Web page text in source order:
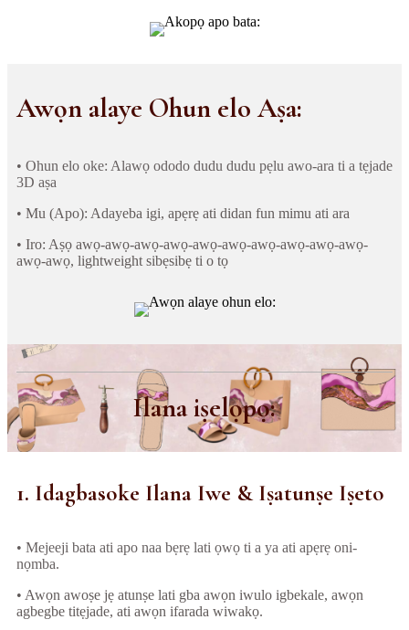
Awọn alaye Ohun elo Aṣa:
• Ohun elo oke: Alawọ ododo dudu dudu pẹlu awo-ara ti a tẹjade
3D aṣa
• Mu (Apo): Adayeba igi, apẹrẹ ati didan fun mimu ati ara
• Iro: Aṣọ awọ-awọ-awọ-awọ-awọ-awọ-awọ-awọ-awọ-awọ-
awọ-awọ, lightweight sibẹsibẹ ti o tọ
Ilana iṣelọpọ:
1. Idagbasoke Ilana Iwe & Iṣatunṣe Iṣeto
• Mejeeji bata ati apo naa bẹrẹ lati ọwọ ti a ya ati apẹrẹ oni-
nọmba.
• Awọn awoṣe jẹ atunṣe lati gba awọn iwulo igbekale, awọn
agbegbe titẹjade, ati awọn ifarada wiwakọ.